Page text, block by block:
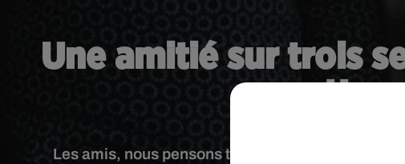
Une amitié sur trois
cette
Les amis, nous pensons tous que nous les